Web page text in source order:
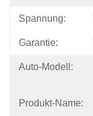
Spannung:
Garantie:
Auto-Modell:
Produkt-Name: